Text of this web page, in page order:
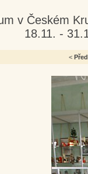
v Českém
18.11. -
<